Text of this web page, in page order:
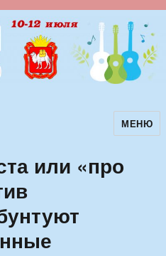
авторскойМЕНЮ
или «про